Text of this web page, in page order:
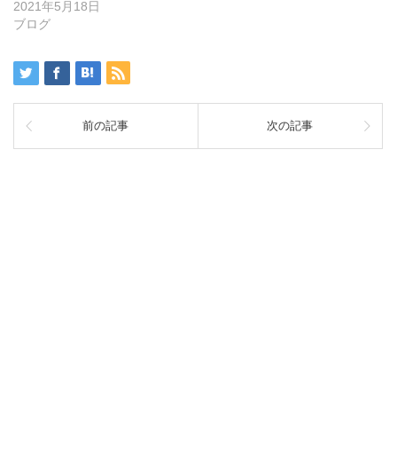
2021年5月18日
ブログ
前の記事 次の記事